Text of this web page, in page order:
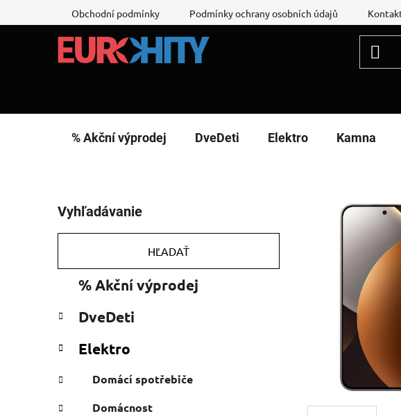
na
Obchodní podmínky Podmínky ochrany osobních údajů
% Akční výprodej DveDeti Elektro Kamna
o
č
ý
n
e
Vyhľadávanie
HĽADAŤ
kategórie
e
ó
i
% Akční výprodej
DveDeti
Elektro
Domácí spotřebiče
Domácnost